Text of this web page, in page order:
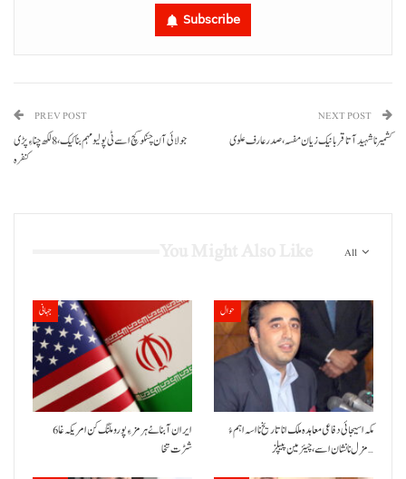
Subscribe
PREV POST
جولائی آن چنکو کچ اسے ٹی پولیو مہم بنا کیک،8 لکھ چنا ءِ پڑی
کنفرہ
NEXT POST
کشمیر نا شہید آتا قربانیک زیان مفسہ، صدر عارف علوی
All
جہانی
ایران آبنائے ہرمز ءِ پورو ملنگ کن امریکہ غا 6
شڑت تخا
حوال
مکہ اسیجائی دفاعی معاہدہ ملک انا تاریخ نا اسہ اہم ءُ
مزل نا نشان اسے، چیئرمین پیپلز…